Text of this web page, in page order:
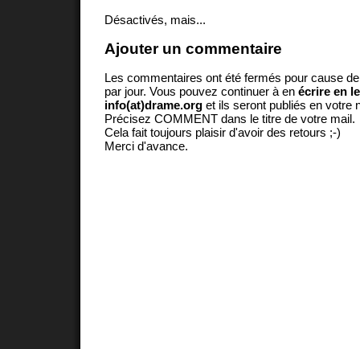
Désactivés, mais...
Ajouter un commentaire
Les commentaires ont été fermés pour cause
par jour. Vous pouvez continuer à en écrire en
info(at)drame.org et ils seront publiés en votre
Précisez COMMENT dans le titre de votre mail.
Cela fait toujours plaisir d'avoir des retours ;-)
Merci d'avance.